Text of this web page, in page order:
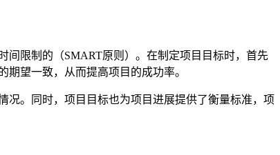
间限制的（SMART原则）。在制定项目目标时，首先
望一致，从而提高项目的成功率。
况。同时，项目目标也为项目进展提供了衡量标准，项